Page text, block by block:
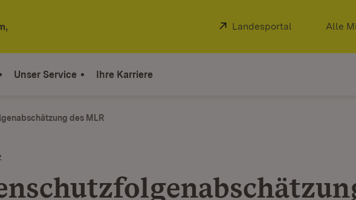
Extern:
Landesportal (Öffnet in
Alle
Unser Service Ihre Karriere
des MLR